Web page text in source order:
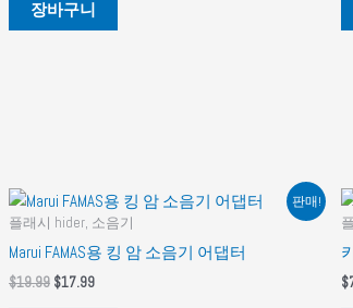
장바구니
판매!
플래시 hider, 소음기
Marui FAMAS용 킹 암 소음기 어댑터
$19.99 원
$17.99현
$